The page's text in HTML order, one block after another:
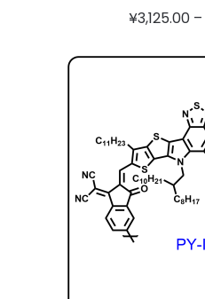
¥3,125.00 –